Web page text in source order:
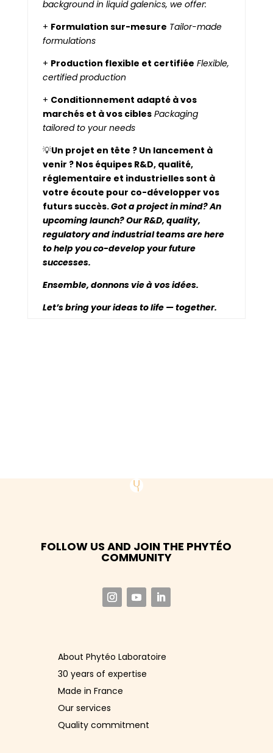
background in liquid galenics, we offer:
+ Formulation sur-mesure Tailor-made
formulations
+ Production flexible et certifiée Flexible,
certified production
+ Conditionnement adapté à vos
marchés et à vos cibles Packaging
tailored to your needs
💡Un projet en tête ? Un lancement à
venir ? Nos équipes R&D, qualité,
réglementaire et industrielles sont à
votre écoute pour co-développer vos
futurs succès.Got a project in mind? An
upcoming launch? Our R&D, quality,
regulatory and industrial teams are here
to help you co-develop your future
successes.
Ensemble, donnons vie à vos idées.
Let’s bring your ideas to life — together.
FOLLOW US AND JOIN THE PHYTÉO
COMMUNITY
About Phytéo Laboratoire
30 years of expertise
Made in France
Our services
Quality commitment